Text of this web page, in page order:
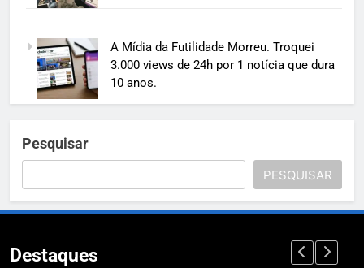
A Mídia da Futilidade Morreu. Troquei
3.000 views de 24h por 1 notícia que dura
10 anos.
Pesquisar
PESQUISAR
Destaques